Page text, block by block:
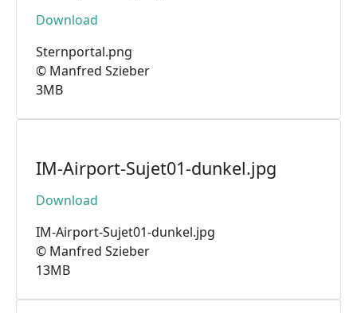
Download
Sternportal.png
© Manfred Szieber
3MB
IM-Airport-Sujet01-dunkel.jpg
Download
IM-Airport-Sujet01-dunkel.jpg
© Manfred Szieber
13MB